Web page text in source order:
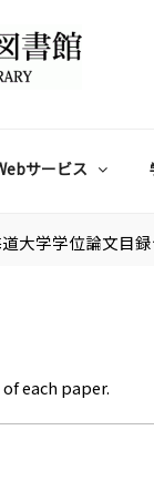
サービス
大学学位論文目
each paper.